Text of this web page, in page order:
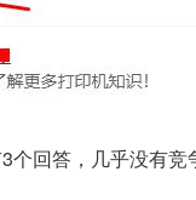
回答，几乎没有竞